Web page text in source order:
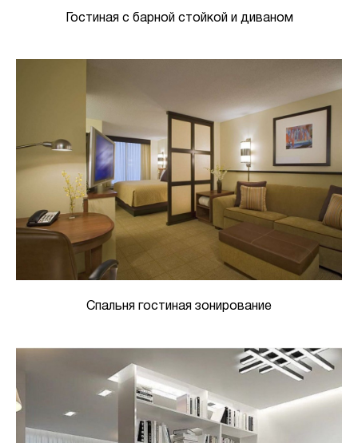
Гостиная с барной стойкой и диваном
Спальня гостиная зонирование